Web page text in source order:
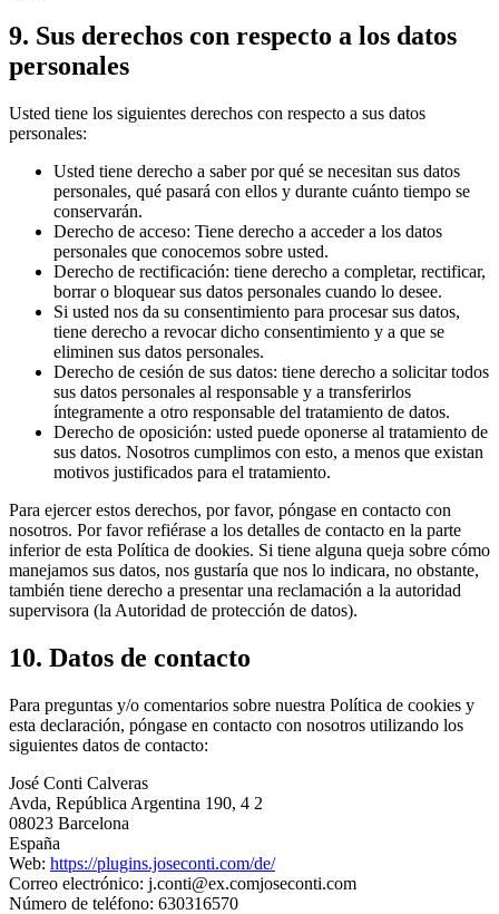
9. Sus derechos con respecto a los datos
personales
Usted tiene los siguientes derechos con respecto a sus datos
personales:
Usted tiene derecho a saber por qué se necesitan sus datos
personales, qué pasará con ellos y durante cuánto tiempo se
conservarán.
Derecho de acceso: Tiene derecho a acceder a los datos
personales que conocemos sobre usted.
Derecho de rectificación: tiene derecho a completar, rectificar,
borrar o bloquear sus datos personales cuando lo desee.
Si usted nos da su consentimiento para procesar sus datos,
tiene derecho a revocar dicho consentimiento y a que se
eliminen sus datos personales.
Derecho de cesión de sus datos: tiene derecho a solicitar todos
sus datos personales al responsable y a transferirlos
íntegramente a otro responsable del tratamiento de datos.
Derecho de oposición: usted puede oponerse al tratamiento de
sus datos. Nosotros cumplimos con esto, a menos que existan
motivos justificados para el tratamiento.
Para ejercer estos derechos, por favor, póngase en contacto con
nosotros. Por favor refiérase a los detalles de contacto en la parte
inferior de esta Política de dookies. Si tiene alguna queja sobre cómo
manejamos sus datos, nos gustaría que nos lo indicara, no obstante,
también tiene derecho a presentar una reclamación a la autoridad
supervisora (la Autoridad de protección de datos).
10. Datos de contacto
Para preguntas y/o comentarios sobre nuestra Política de cookies y
esta declaración, póngase en contacto con nosotros utilizando los
siguientes datos de contacto:
José Conti Calveras
Avda, República Argentina 190, 4 2
08023 Barcelona
España
Web: https://plugins.joseconti.com/de/
Correo electrónico: j.conti@ex.comjoseconti.com
Número de teléfono: 630316570